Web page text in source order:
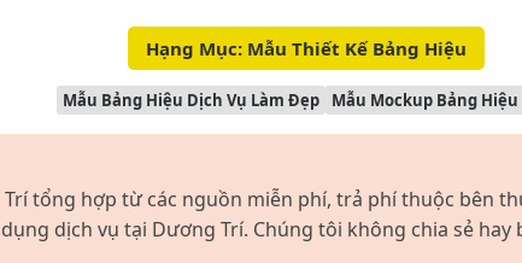
Hạng Mục: Mẫu Thiết Kế Bảng Hiệu
Mẫu Bảng Hiệu Dịch Vụ Làm Đẹp Mẫu Mockup Bảng Hiệu
tổng hợp từ các nguồn miễn phí, trả phí thuộc bên
dịch vụ tại Dương Trí. Chúng tôi không chia sẻ hay